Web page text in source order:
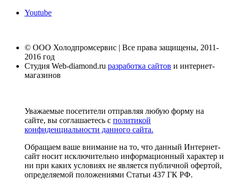
Youtube
© ООО Холодпромсервис | Все права защищены, 2011-
2016 год
Студия Web-diamond.ru разработка сайтов и интернет-
магазинов
Уважаемые посетители отправляя любую форму на
сайте, вы соглашаетесь с политикой
конфиденциальности данного сайта.
Обращаем ваше внимание на то, что данный Интернет-
сайт носит исключительно информационный характер и
ни при каких условиях не является публичной офертой,
определяемой положениями Статьи 437 ГК РФ.